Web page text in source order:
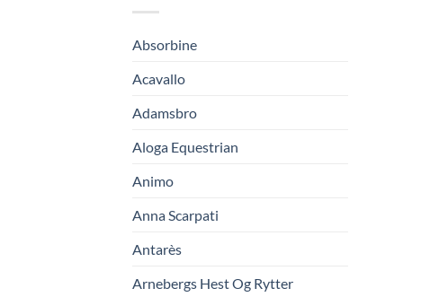
Absorbine
Acavallo
Adamsbro
Aloga Equestrian
Animo
Anna Scarpati
Antarès
Arnebergs Hest Og Rytter